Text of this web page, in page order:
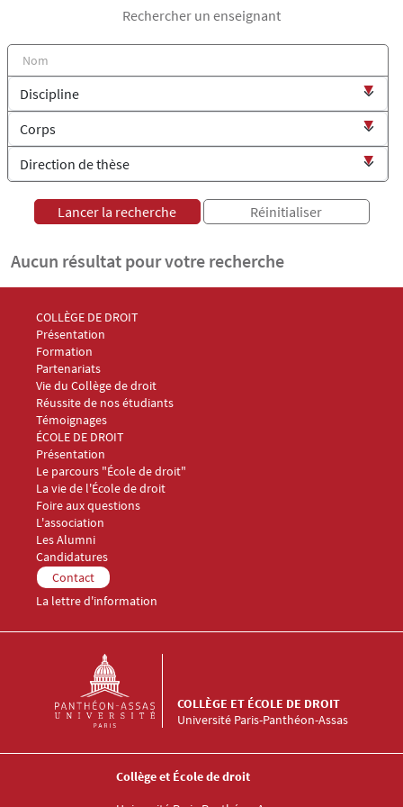
Rechercher un enseignant
Aucun résultat pour votre recherche
Menu Footer Collège et École de droit 1
COLLÈGE DE DROIT
Présentation
Formation
Partenariats
Vie du Collège de droit
Réussite de nos étudiants
Témoignages
Menu Footer Collège et École de droit 2
ÉCOLE DE DROIT
Présentation
Le parcours "École de droit"
La vie de l'École de droit
Foire aux questions
Menu Footer Collège et École de droit 3
L'association
Les Alumni
Menu Footer Collège et École de droit 4
Candidatures
Menu Footer Collège et École de droit 5
Contact
La lettre d'information
Université Paris-Panthéon-Assas
COLLÈGE ET ÉCOLE DE DROIT
Collège et École de droit